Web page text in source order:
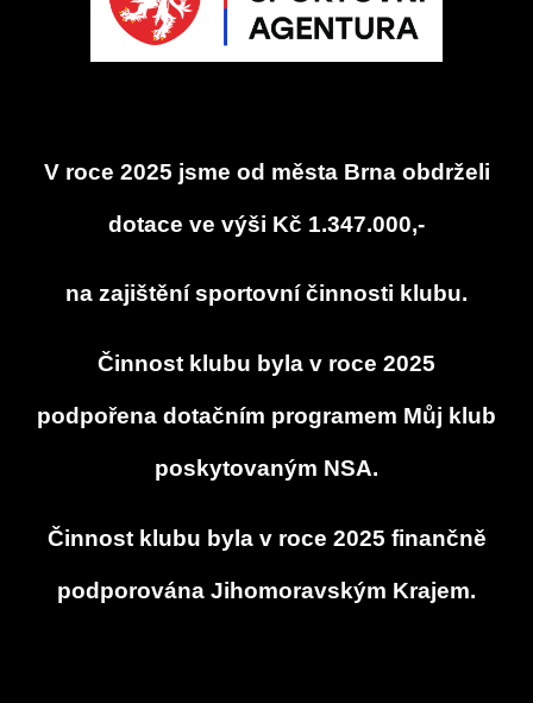
V roce 2025 jsme od města Brna obdrželi
dotace ve výši Kč 1.347.000,-
na zajištění sportovní činnosti klubu.
Činnost klubu byla v roce 2025
podpořena dotačním programem Můj klub
poskytovaným NSA.
Činnost klubu byla v roce 2025 finančně
podporována Jihomoravským Krajem.